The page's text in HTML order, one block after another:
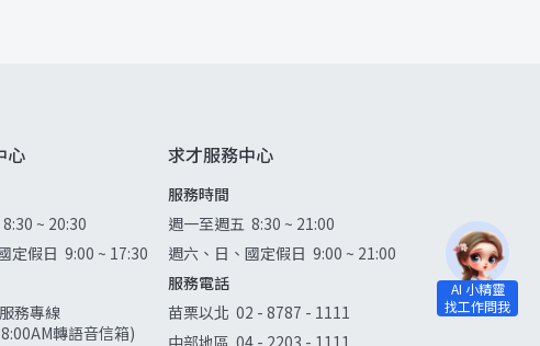
心
8:30 ~ 20:30
定假日 9:00 ~ 17:30
務專線
轉語音信箱)
求才服務中心
服務時間
週一至週五 8:30 ~ 21:00
週六、日、國定假日 9:00 ~ 21:00
服務電話
苗栗以北 02 - 8787 - 1111
中部地區 04 - 2203 - 1111